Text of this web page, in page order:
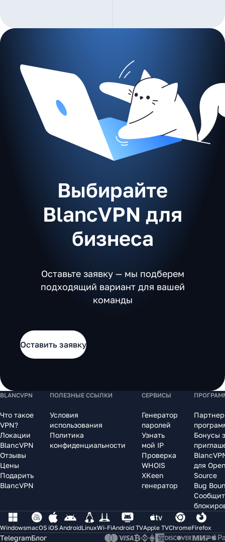
Выбирайте
BlancVPN для
бизнеса
Оставьте заявку — мы подберем
подходящий вариант для вашей
команды
Оставить заявку
BLANCVPN
Что такое
VPN?
Локации
BlancVPN
Отзывы
Цены
Подарить
BlancVPN
ПОЛЕЗНЫЕ ССЫЛКИ
Условия
использования
Политика
конфиденциальности
СЕРВИСЫ
Генератор
паролей
Узнать
мой IP
Проверка
WHOIS
XKeen
генератор
Бонусы
для
Source
Bug
WindowsmacOS iOS AndroidLinuxWi-FiAndroid TVApple TVChromeFirefox
TelegramБлог